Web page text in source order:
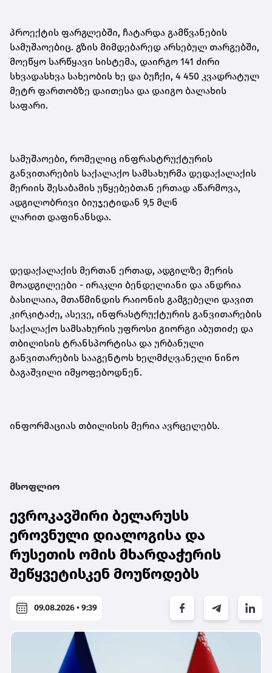
პროექტის ფარგლებში, ჩატარდა გამწვანების
სამუშაოებიც. გზის მიმდებარედ არსებულ თარგებში,
მოეწყო სარწყავი სისტემა, დაირგო 141 ძირი
სხვადასხვა სახეობის ხე და ბუჩქი, 4 450 კვადრატულ
მეტრ ფართობზე დაითესა და დაიგო ბალახის
საფარი.
სამუშაოები, რომელიც ინფრასტრუქტურის
განვითარების საქალაქო სამსახურმა დედაქალაქის
მერიის შესაბამის უწყებებთან ერთად აწარმოვა,
ადგილობრივი ბიუჯეტიდან 9,5 მლნ
ლარით დაფინანსდა.
დედაქალაქის მერთან ერთად, ადგილზე მერის
მოადგილეები - ირაკლი ბენდელიანი და ანდრია
ბასილაია, მთაწმინდის რაიონის გამგებელი დავით
კირკიტაძე, ასევე, ინფრასტრუქტურის განვითარების
საქალაქო სამსახურის უფროსი გიორგი აბუთიძე და
თბილისის ტრანსპორტისა და ურბანული
განვითარების სააგენტოს ხელმძღვანელი ნინო
ბაგაშვილი იმყოფებოდნენ.
ინფორმაციას თბილისის მერია ავრცელებს.
მსოფლიო
ევროკავშირი ბელარუსს
ეროვნული დიალოგისა და
რუსეთის ომის მხარდაჭერის
შეწყვეტისკენ მოუწოდებს
09.08.2026 • 9:39